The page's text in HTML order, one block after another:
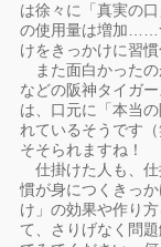
は徐々に「真実の
の使用量は増加……
けをきっかけに習
また面白かったの
などの阪神タイガ
は、口元に「本当
れているそうです
そそられますね！
仕掛けた人も、仕
慣が身につくきっ
け」の効果や作り
て、さりげなく問